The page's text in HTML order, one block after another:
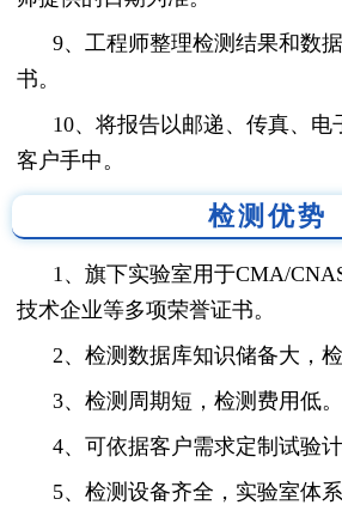
9、工程师整理检测结果和数
书。
10、将报告以邮递、传真、电
客户手中。
检测优势
1、旗下实验室用于CMA/
技术企业等多项荣誉证书。
2、检测数据库知识储备大，
3、检测周期短，检测费用低。
4、可依据客户需求定制试验计
5、检测设备齐全，实验室体